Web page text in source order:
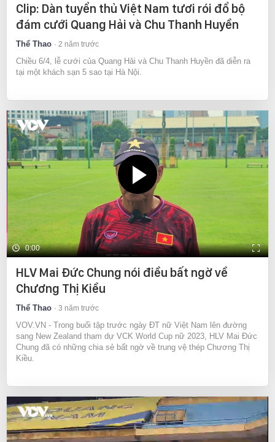
Clip: Dàn tuyển thủ Việt Nam tươi rói đổ bộ
đám cưới Quang Hải và Chu Thanh Huyền
Thể Thao 2 năm trước
Chiều 6/4, lễ cưới của Quang Hải và Chu Thanh Huyền đã diễn ra
tại một khách sạn 5 sao tại Hà Nội.
0:00
HLV Mai Đức Chung nói điều bất ngờ về
Chương Thị Kiều
Thể Thao 3 năm trước
VOV.VN - Trong buổi tập trước ngày ĐT nữ Việt Nam lên đường
sang New Zealand tham dự VCK World Cup nữ 2023, HLV Mai Đức
Chung đã có những chia sẻ bất ngờ về trung vệ thép Chương Thị
Kiều.